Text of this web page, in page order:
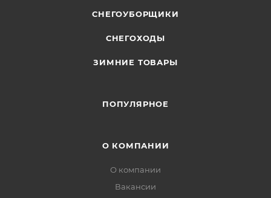
СНЕГОУБОРЩИКИ
СНЕГОХОДЫ
ЗИМНИЕ ТОВАРЫ
ПОПУЛЯРНОЕ
О КОМПАНИИ
О компании
Вакансии